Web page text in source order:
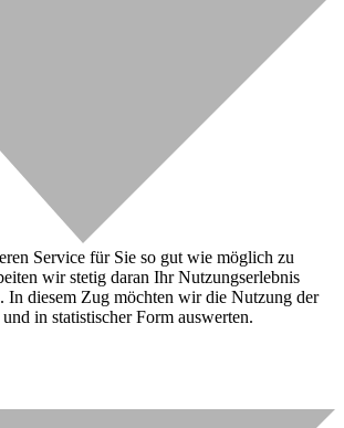
Service für Sie so gut wie möglich zu
wir stetig daran Ihr Nutzungserlebnis
In diesem Zug möchten wir die Nutzung der
in statistischer Form auswerten.